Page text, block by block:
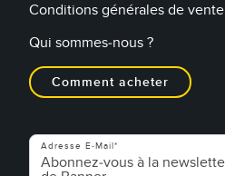
Conditions générales de vente
Qui sommes-nous ?
Comment acheter
Adresse E-Mail